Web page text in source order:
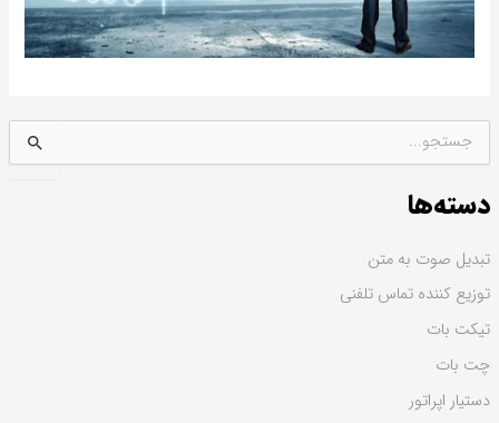
س
ج
ب
ا
ی
:
دسته‌ها
تبدیل صوت به متن
توزیع کننده تماس تلفنی
تیکت بات
چت بات
دستیار اپراتور